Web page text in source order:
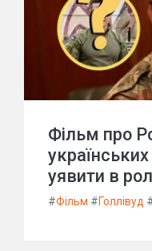
Фільм про
уявити в
#Фільм #Голлівуд